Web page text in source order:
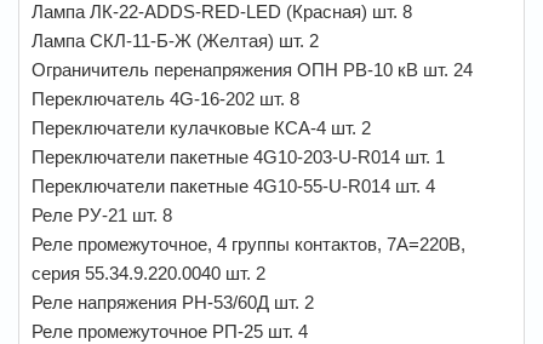
Лампа ЛК-22-ADDS-RED-LED (Красная) шт. 8
Лампа СКЛ-11-Б-Ж (Желтая) шт. 2
Ограничитель перенапряжения ОПН РВ-10 кВ шт. 24
Переключатель 4G-16-202 шт. 8
Переключатели кулачковые КСА-4 шт. 2
Переключатели пакетные 4G10-203-U-R014 шт. 1
Переключатели пакетные 4G10-55-U-R014 шт. 4
Реле РУ-21 шт. 8
Реле промежуточное, 4 группы контактов, 7А=220В,
серия 55.34.9.220.0040 шт. 2
Реле напряжения РН-53/60Д шт. 2
Реле промежуточное РП-25 шт. 4